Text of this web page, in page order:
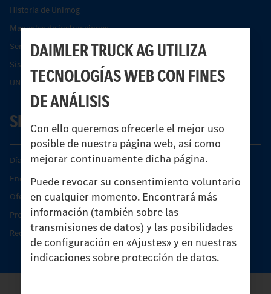
DAIMLER TRUCK AG UTILIZA
TECNOLOGÍAS WEB CON FINES
DE ANÁLISIS
Con ello queremos ofrecerle el mejor uso
posible de nuestra página web, así como
mejorar continuamente dicha página.
Puede revocar su consentimiento voluntario
en cualquier momento. Encontrará más
información (también sobre las
transmisiones de datos) y las posibilidades
de configuración en «Ajustes» y en nuestras
indicaciones sobre protección de datos.
Historia de Unimog
Manuales de instrucciones
Servicios financieros
Sistemas de asistencia de seguridad Econic
UNI-TOUCH®
SERVICIO
Días de Servicio del Unimog
Encontrar un socio
Oferta de servicio del Unimog
Productos de piezas y servicio
Recambios originales